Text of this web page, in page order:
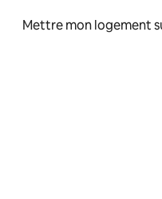
Mettre mon logement